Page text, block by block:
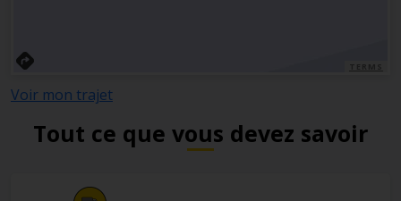
Voir mon trajet
Tout ce que vous devez savoir